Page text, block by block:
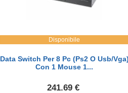
Disponibile
Data Switch Per 8 Pc (Ps2 O Usb/Vga)
Con 1 Mouse 1...
241.69 €